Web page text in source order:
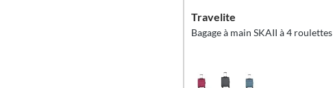
Travelite
Bagage à main SKAII à 4 roulettes